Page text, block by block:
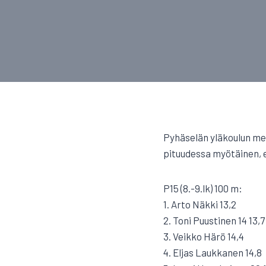
Pyhäselän yläkoulun
pituudessa
P15 (8.-9.lk) 100 m:
1. Arto Näkki 13,2
2. Toni Puustinen 14 13,7
3. Veikko Härö 14,4
4. Eljas Laukkanen 14,8